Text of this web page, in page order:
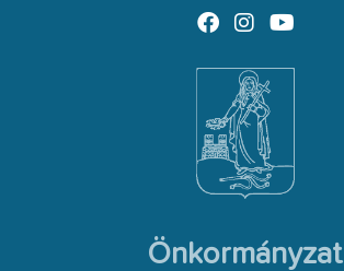
Önkormányzat